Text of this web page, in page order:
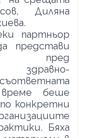
Диляна
партньор
представи
пред
време беше
конкретни
Бяха